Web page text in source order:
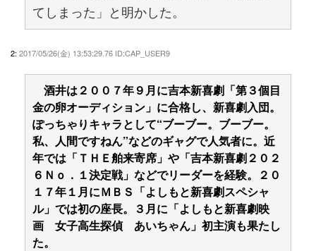
てしまった」と明かした。
2: 2017/05/26(金) 13:53:29.76 ID:CAP_USER9
酒井は２００７年９月に吉本新喜劇「第３個目
金の卵オーディション」に合格し、新喜劇入団。
ぽっちゃりキャラとして“ブーブー。ブーブー。
私、人間ですねん”などのギャグで人気者に。近
年では「ＴＨＥ舶来寄席」や「吉本新喜劇２０２
６Ｎｏ．１決定戦」などでリーダーを経験。２０
１７年１月にＭＢＳ「よしもと新喜劇スペシャ
ル」では初の座長。３月に「よしもと新喜劇映
画 女子高生探偵 あいちゃん」初主演も果たし
た。